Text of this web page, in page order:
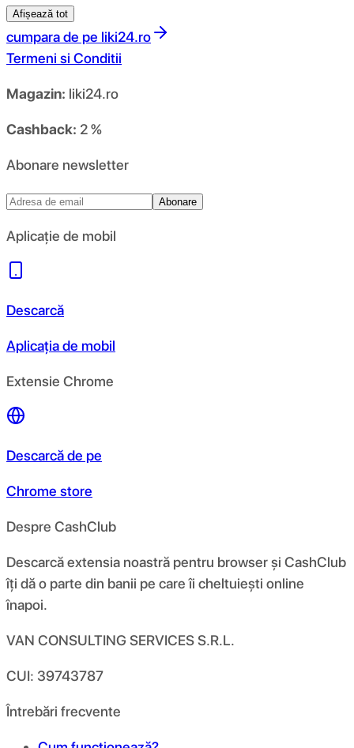
Afișează tot
cumpara de pe liki24.ro
Termeni si Conditii
Magazin: liki24.ro
Cashback: 2 %
Abonare newsletter
Abonare
Aplicație de mobil
Descarcă
Aplicația de mobil
Extensie Chrome
Descarcă de pe
Chrome store
Despre CashClub
Descarcă extensia noastră pentru browser și CashClub
îți dă o parte din banii pe care îi cheltuiești online
înapoi.
VAN CONSULTING SERVICES S.R.L.
CUI: 39743787
Întrebări frecvente